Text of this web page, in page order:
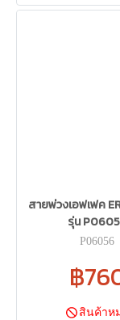
สายพ่วงเอฟเฟค
รุ่น
P06056
฿
สินค้าห